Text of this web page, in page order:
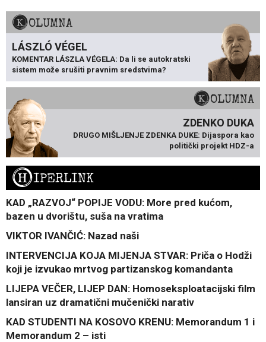
KOLUMNA
LÁSZLÓ VÉGEL
KOMENTAR LÁSZLA VÉGELA: Da li se autokratski
sistem može srušiti pravnim sredstvima?
KOLUMNA
ZDENKO DUKA
DRUGO MIŠLJENJE ZDENKA DUKE: Dijaspora kao
politički projekt HDZ-a
HIPERLINK
KAD „RAZVOJ“ POPIJE VODU: More pred kućom,
bazen u dvorištu, suša na vratima
VIKTOR IVANČIĆ: Nazad naši
INTERVENCIJA KOJA MIJENJA STVAR: Priča o Hodži
koji je izvukao mrtvog partizanskog komandanta
LIJEPA VEČER, LIJEP DAN: Homoseksploatacijski film
lansiran uz dramatični mučenički narativ
KAD STUDENTI NA KOSOVO KRENU: Memorandum 1 i
Memorandum 2 – isti